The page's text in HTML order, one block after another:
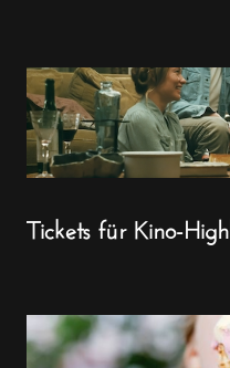
Tickets für Kino-